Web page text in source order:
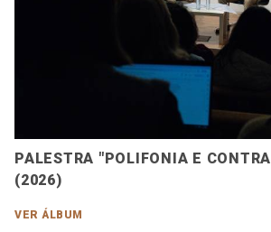
PALESTRA "POLIFONIA E
(2026)
VER ÁLBUM